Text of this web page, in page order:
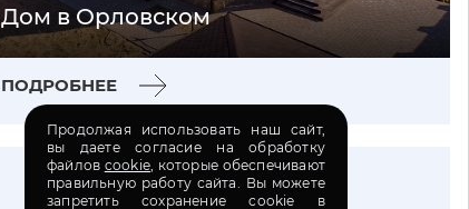
Дом в Орловском
ПОДРОБНЕЕ
Продолжая использовать наш сайт,
вы даете согласие на обработку
файлов cookie, которые обеспечивают
правильную работу сайта. Вы можете
запретить сохранение cookie в